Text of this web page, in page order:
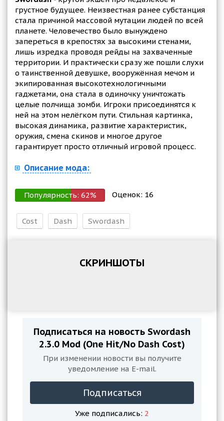
грустное будущее. Неизвестная ранее субстанция
стала причиной массовой мутации людей по всей
планете. Человечество было вынуждено
запереться в крепостях за высокими стенами,
лишь изредка проводя рейды на захваченные
территории. И практически сразу же пошли слухи
о таинственной девушке, вооружённая мечом и
экипированная высокотехнологичными
гаджетами, она стала в одиночку уничтожать
целые полчища зомби. Игроки присоединятся к
ней на этом нелёгком пути. Стильная картинка,
высокая динамика, развитие характеристик,
оружия, смена скинов и многое другое
гарантирует просто отличный игровой процесс.
Описание мода:
Популярность: 62% Оценок: 16
Cost Dash Swordash
СКРИНШОТЫ
Подписаться на новость Swordash
2.3.0 Mod (One Hit/No Dash Cost)
При изменении новости вы получите
уведомление на E-mail.
Подписаться
Уже подписались: 2